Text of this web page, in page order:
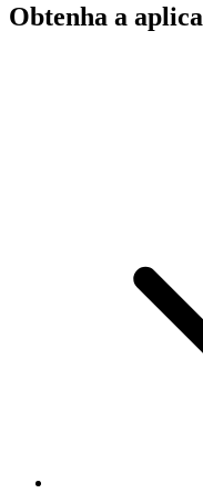
Obtenha a